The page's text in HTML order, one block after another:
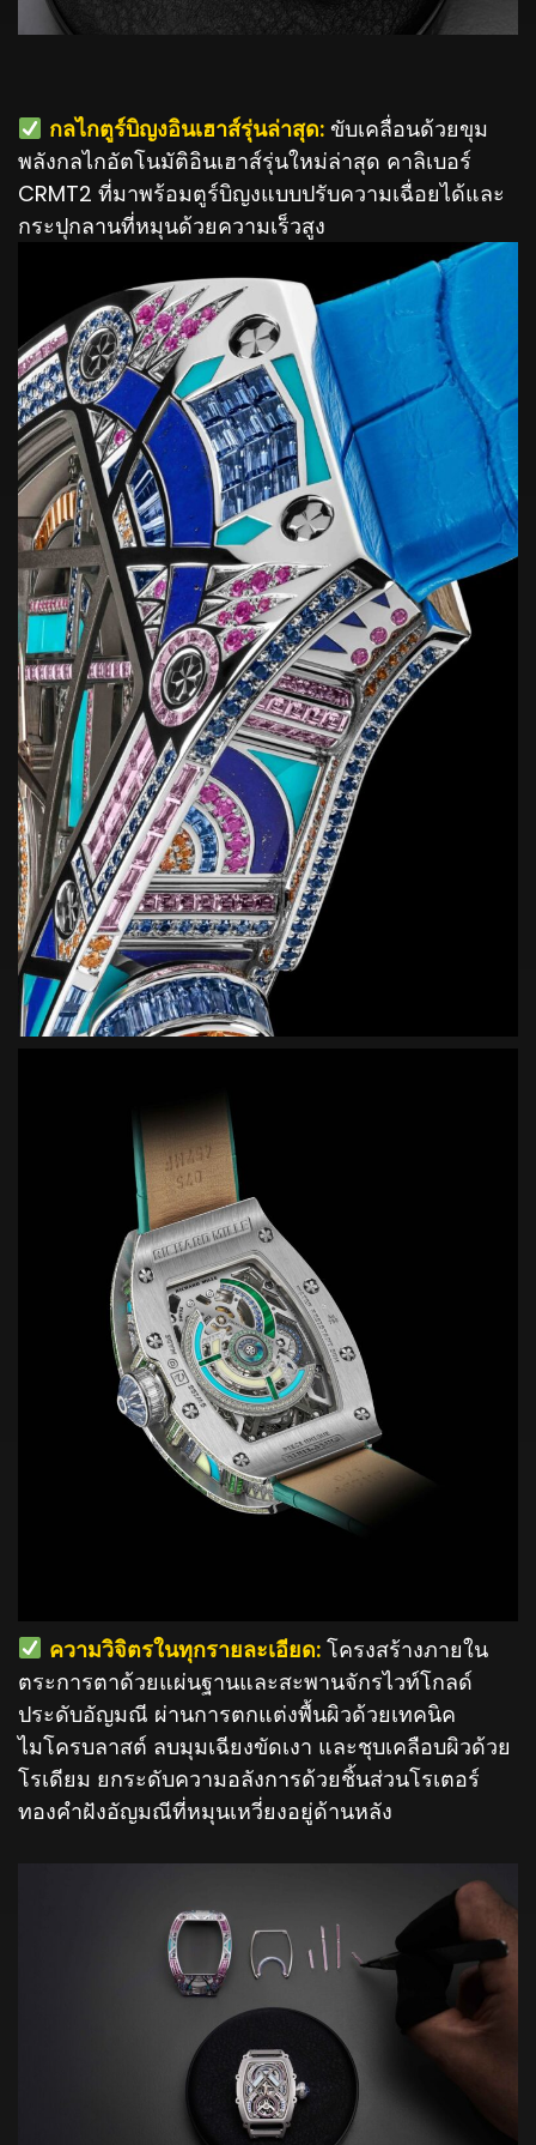
กลไกตูร์บิญงอินเฮาส์รุ่นล่าสุด:ขับเคลื่อนด้วยขุม
พลังกลไกอัตโนมัติอินเฮาส์รุ่นใหม่ล่าสุด คาลิเบอร์
CRMT2 ที่มาพร้อมตูร์บิญงแบบปรับความเฉื่อยได้และ
กระปุกลานที่หมุนด้วยความเร็วสูง
ความวิจิตรในทุกรายละเอียด:โครงสร้างภายใน
ตระการตาด้วยแผ่นฐานและสะพานจักรไวท์โกลด์
ประดับอัญมณี ผ่านการตกแต่งพื้นผิวด้วยเทคนิค
ไมโครบลาสต์ ลบมุมเฉียงขัดเงา และชุบเคลือบผิวด้วย
โรเดียม ยกระดับความอลังการด้วยชิ้นส่วนโรเตอร์
ทองคำฝังอัญมณีที่หมุนเหวี่ยงอยู่ด้านหลัง